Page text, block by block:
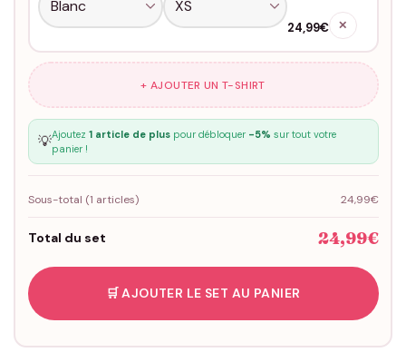
24,99€ ✕
+ AJOUTER UN T-SHIRT
💡Ajoutez 1 article de pluspour débloquer -5% sur tout votre
panier !
Sous-total (1 articles) 24,99€
Total du set 24,99€
🛒 AJOUTER LE SET AU PANIER